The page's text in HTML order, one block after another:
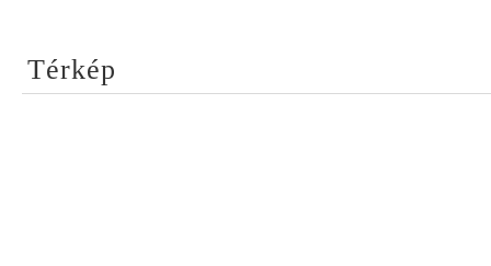
Térkép